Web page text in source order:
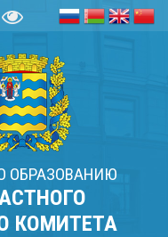
ОБРАЗОВАНИЮ
КОМИТЕТА